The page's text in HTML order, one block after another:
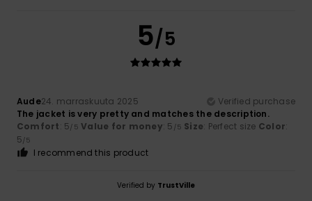
5/5
Aude24. marraskuuta 2025
Verified purchase
The jacket is very pretty and matches the description.
Comfort: 5/5 Value for money: 5 /5 Size: Perfect size Color:
5/5
I recommend this product
Verified by TrustVille